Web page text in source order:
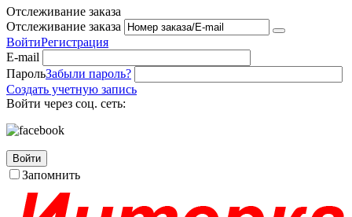
Отслеживание заказа
Отслеживание заказа
ВойтиРегистрация
E-mail
ПарольЗабыли пароль?
Создать учетную запись
Войти через соц. сеть:
Войти
Запомнить